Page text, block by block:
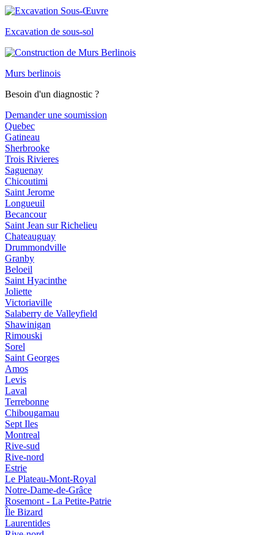
Excavation de sous-sol
Murs berlinois
Besoin d'un diagnostic ?
Demander une soumission
Quebec
Gatineau
Sherbrooke
Trois Rivieres
Saguenay
Chicoutimi
Saint Jerome
Longueuil
Becancour
Saint Jean sur Richelieu
Chateauguay
Drummondville
Granby
Beloeil
Saint Hyacinthe
Joliette
Victoriaville
Salaberry de Valleyfield
Shawinigan
Rimouski
Sorel
Saint Georges
Amos
Levis
Laval
Terrebonne
Chibougamau
Sept Iles
Montreal
Rive-sud
Rive-nord
Estrie
Le Plateau-Mont-Royal
Notre-Dame-de-Grâce
Rosemont - La Petite-Patrie
Île Bizard
Laurentides